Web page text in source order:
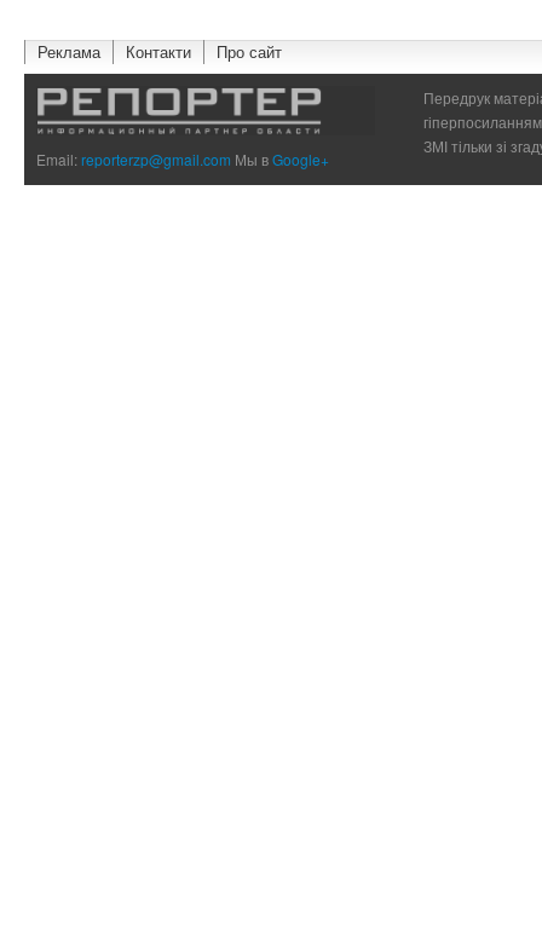
Реклама Контакти Про сайт
Email:reporterzp@gmail.com Мы вGoogle+
Передрук
ЗМІ тільки зі